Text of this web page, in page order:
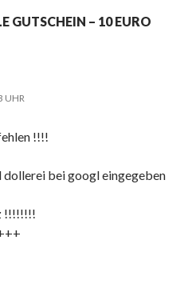
GUTSCHEIN – 10 EURO
UHR
!!!!
dollerei bei googl eingegeben
!!!!!!!!